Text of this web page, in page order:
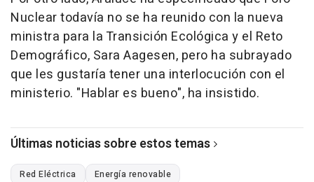
Nuclear todavía no se ha reunido con la nueva
ministra para la Transición Ecológica y el Reto
Demográfico, Sara Aagesen, pero ha subrayado
que les gustaría tener una interlocución con el
ministerio. "Hablar es bueno", ha insistido.
Últimas noticias sobre estos temas
Red Eléctrica Energía renovable